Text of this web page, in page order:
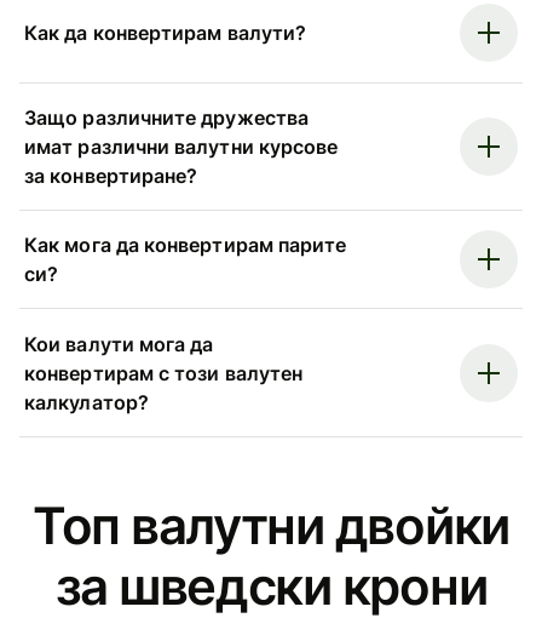
Как да конвертирам валути?
Защо различните дружества
имат различни валутни курсове
за конвертиране?
Как мога да конвертирам парите
си?
Кои валути мога да
конвертирам с този валутен
калкулатор?
Топ валутни двойки
за шведски крони